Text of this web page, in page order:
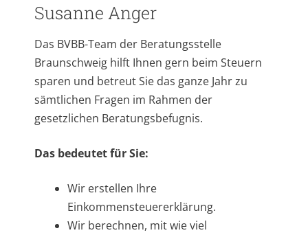
Susanne Anger
Das BVBB-Team der Beratungsstelle
Braunschweig hilft Ihnen gern beim Steuern
sparen und betreut Sie das ganze Jahr zu
sämtlichen Fragen im Rahmen der
gesetzlichen Beratungsbefugnis.
Das bedeutet für Sie:
Wir erstellen Ihre
Einkommensteuererklärung.
Wir berechnen, mit wie viel